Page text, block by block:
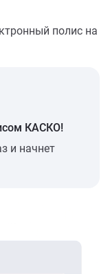
полис на
КАСКО!
и начнет